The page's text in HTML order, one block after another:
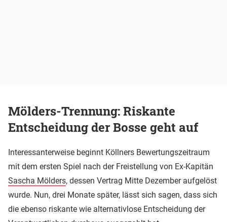
Mölders-Trennung: Riskante
Entscheidung der Bosse geht auf
Interessanterweise beginnt Köllners Bewertungszeitraum
mit dem ersten Spiel nach der Freistellung von Ex-Kapitän
Sascha Mölders, dessen Vertrag Mitte Dezember aufgelöst
wurde. Nun, drei Monate später, lässt sich sagen, dass sich
die ebenso riskante wie alternativlose Entscheidung der